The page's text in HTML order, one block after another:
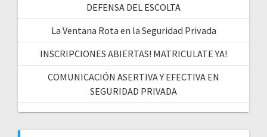
DEFENSA DEL ESCOLTA
La Ventana Rota en la Seguridad Privada
INSCRIPCIONES ABIERTAS! MATRICULATE YA!
COMUNICACIÓN ASERTIVA Y EFECTIVA EN
SEGURIDAD PRIVADA